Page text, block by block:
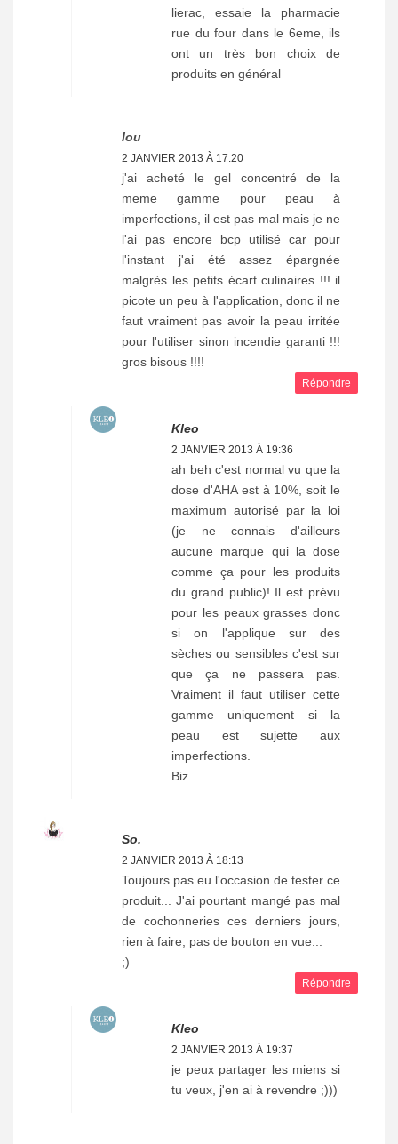
lierac, essaie la pharmacie
rue du four dans le 6eme, ils
ont un très bon choix de
produits en général
lou
2 JANVIER 2013 À 17:20
j'ai acheté le gel concentré de la
meme gamme pour peau à
imperfections, il est pas mal mais je ne
l'ai pas encore bcp utilisé car pour
l'instant j'ai été assez épargnée
malgrès les petits écart culinaires !!! il
picote un peu à l'application, donc il ne
faut vraiment pas avoir la peau irritée
pour l'utiliser sinon incendie garanti !!!
gros bisous !!!!
Répondre
Kleo
2 JANVIER 2013 À 19:36
ah beh c'est normal vu que la
dose d'AHA est à 10%, soit le
maximum autorisé par la loi
(je ne connais d'ailleurs
aucune marque qui la dose
comme ça pour les produits
du grand public)! Il est prévu
pour les peaux grasses donc
si on l'applique sur des
sèches ou sensibles c'est sur
que ça ne passera pas.
Vraiment il faut utiliser cette
gamme uniquement si la
peau est sujette aux
imperfections.
Biz
So.
2 JANVIER 2013 À 18:13
Toujours pas eu l'occasion de tester ce
produit... J'ai pourtant mangé pas mal
de cochonneries ces derniers jours,
rien à faire, pas de bouton en vue...
;)
Répondre
Kleo
2 JANVIER 2013 À 19:37
je peux partager les miens si
tu veux, j'en ai à revendre ;)))